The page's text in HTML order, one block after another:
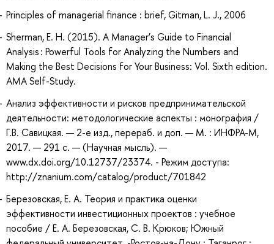
Principles of managerial finance : brief, Gitman, L. J., 2006
Sherman, E. H. (2015). A Manager’s Guide to Financial
Analysis : Powerful Tools for Analyzing the Numbers and
Making the Best Decisions for Your Business: Vol. Sixth edition.
AMA Self-Study.
Анализ эффективности и рисков предпринимательской
деятельности: методологические аспекты : монография /
Г.В. Савицкая. — 2-е изд., перераб. и доп. — М. : ИНФРА-М,
2017. — 291 с. — (Научная мысль). —
www.dx.doi.org/10.12737/23374. - Режим доступа:
http://znanium.com/catalog/product/701842
Березовская, Е. А. Теория и практика оценки
эффективности инвестиционных проектов : учебное
пособие / Е. А. Березовская, С. В. Крюков; Южный